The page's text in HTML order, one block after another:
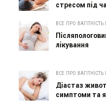
стресом під
ВСЕ ПРО
лікування
ВСЕ ПРО
Діастаз
симптоми та